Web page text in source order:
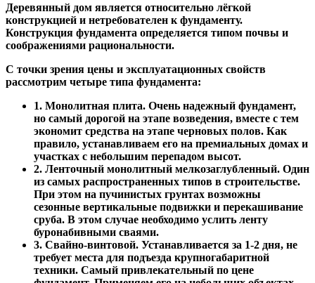
Деревянный дом является относительно лёгкой
конструкцией и нетребователен к фундаменту.
Конструкция фундамента определяется типом почвы и
соображениями рациональности.
С точки зрения цены и эксплуатационных свойств
рассмотрим четыре типа фундамента:
1. Монолитная плита. Очень надежный фундамент,
но самый дорогой на этапе возведения, вместе с тем
экономит средства на этапе черновых полов. Как
правило, устанавливаем его на премиальных домах и
участках с небольшим перепадом высот.
2. Ленточный монолитный мелкозаглубленный. Один
из самых распространенных типов в строительстве.
При этом на пучинистых грунтах возможны
сезонные вертикальные подвижки и перекашивание
сруба. В этом случае необходимо услить ленту
буронабивными сваями.
3. Свайно-винтовой. Устанавливается за 1-2 дня, не
требует места для подъезда крупногабаритной
техники. Самый привлекательный по цене